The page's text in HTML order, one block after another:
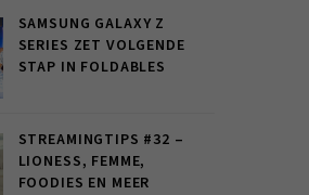
SAMSUNG GALAXY Z
SERIES ZET VOLGENDE
STAP IN FOLDABLES
STREAMINGTIPS #32 –
LIONESS, FEMME,
FOODIES EN MEER